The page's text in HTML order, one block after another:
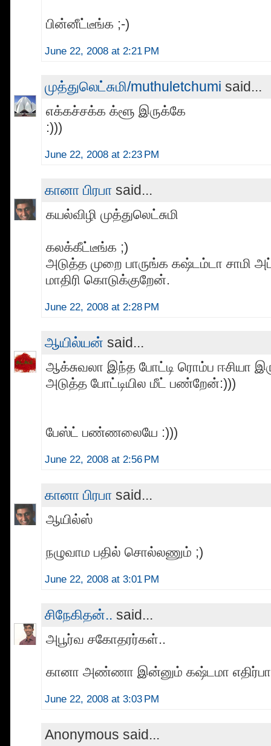
பின்னீட்டீங்க ;-)
June 22, 2008 at 2:21 PM
முத்துலெட்சுமி/muthuletchumi said...
எக்கச்சக்க க்ளூ இருக்கே
:)))
June 22, 2008 at 2:23 PM
கானா பிரபா said...
கயல்விழி முத்துலெட்சுமி
கலக்கீட்டீங்க ;)
அடுத்த முறை பாருங்க கஷ்டம்டா சாமி
மாதிரி கொடுக்குறேன்.
June 22, 2008 at 2:28 PM
ஆயில்யன் said...
ஆக்சுவலா இந்த போட்டி ரொம்ப ஈசியா
அடுத்த போட்டியில மீட் பண்றேன்:)))
பேஸ்ட் பண்ணலையே :)))
June 22, 2008 at 2:56 PM
கானா பிரபா said...
ஆயில்ஸ்
நழுவாம பதில் சொல்லணும் ;)
June 22, 2008 at 3:01 PM
சிநேகிதன்.. said...
அபூர்வ சகோதரர்கள்..
கானா அண்ணா இன்னும் கஷ்டமா
June 22, 2008 at 3:03 PM
Anonymous said...